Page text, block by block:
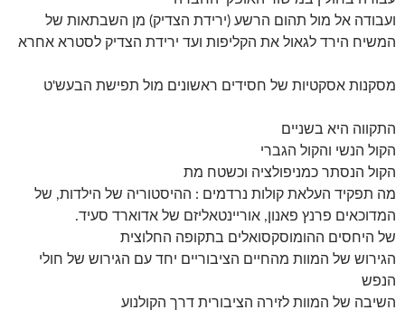
ועבודה אל מול תהום הרשע (ירידת הצדיק) מן השבתאות של
המשיח הירד לגאול את הקליפות ועד ירידת הצדיק לסטרא אחרא
מסקנות אסקטיות של חסידים ראשונים מול תפישת הבעש'ט
התקווה היא בשניים
הקול הנשי והקול הגברי
הקול הנסתר כמניפולציה וכשטח מת
מה תפקיד העלאת קולות נרדמים : ההיסטוריה של הילדות, של
המדוכאים פרנץ פאנון, אוריינטאליזם של אדוארד סעיד.
של היחסים ההומוסקסואלים בתקופה החלוצית
הגירוש של המוות מהחיים הציבוריים יחד עם הגירוש של חולי
הנפש
השיבה של המוות לזירה הציבורית דרך הקולנוע